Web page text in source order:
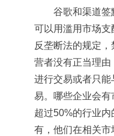
谷歌和渠道签
可以用滥用市场支
反垄断法的规定
营者没有正当理
进行交易或者只
易。哪些企业会
超过50%的行业
有，他们在相关